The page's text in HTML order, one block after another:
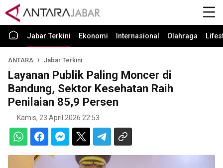
Jabar Terkini Ekonomi Internasional Olahraga
ANTARA Jabar Terkini
Layanan Publik Paling Moncer di
Bandung, Sektor Kesehatan Raih
Penilaian 85,9 Persen
Kamis, 23 April 2026 22:53